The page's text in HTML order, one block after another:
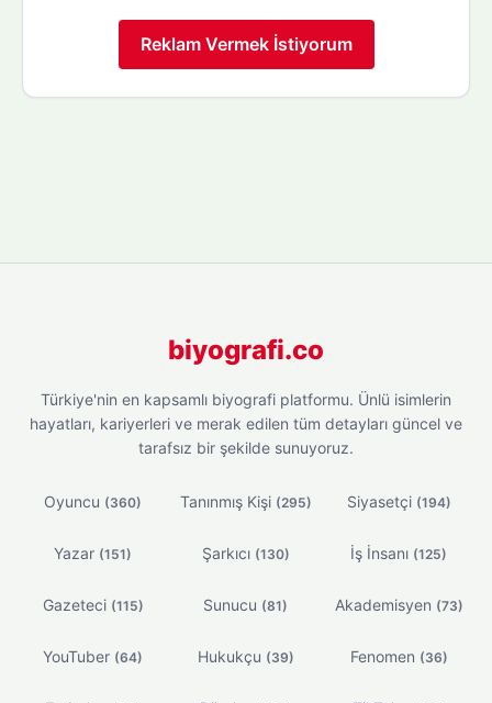
Reklam Vermek İstiyorum
biyografi.co
Türkiye'nin en kapsamlı biyografi platformu. Ünlü isimlerin
hayatları, kariyerleri ve merak edilen tüm detayları güncel ve
tarafsız bir şekilde sunuyoruz.
Oyuncu (360) Tanınmış Kişi (295) Siyasetçi (194)
Yazar (151) Şarkıcı (130) İş İnsanı (125)
Gazeteci (115) Sunucu (81) Akademisyen (73)
YouTuber (64) Hukukçu (39) Fenomen (36)